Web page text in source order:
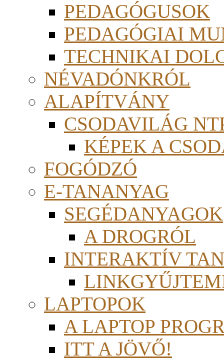
PEDAGÓGUSOK
PEDAGÓGIAI
TECHNIKAI
NÉVADÓNKRÓL
ALAPÍTVÁNY
CSODAVILÁG
KÉPEK A
FOGÓDZÓ
E-TANANYAG
SEGÉDANYAGOK
A DROGRÓL
INTERAKTÍV
LAPTOPOK
A LAPTOP
ITT A JÖVŐ!